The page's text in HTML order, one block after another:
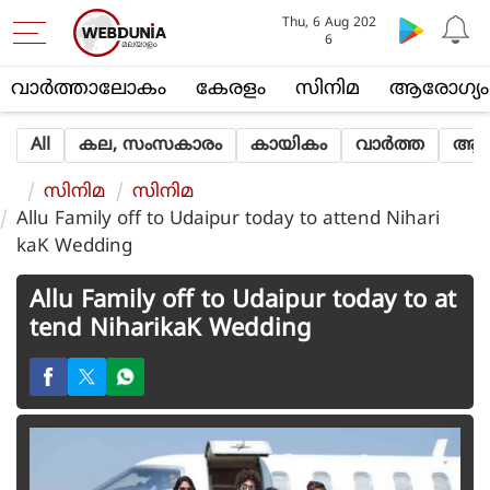
വാര്‍ത്താലോകം കേരളം സിനിമ ആരോഗ്യം
Thu, 6 Aug 202
6
All കല, സംസകാരം കായികം വാര്‍ത്ത
സിനിമ
സിനിമ
Allu Family off to Udaipur today to attend Nihari
kaK Wedding
Allu Family off to Udaipur today to at
tend NiharikaK Wedding